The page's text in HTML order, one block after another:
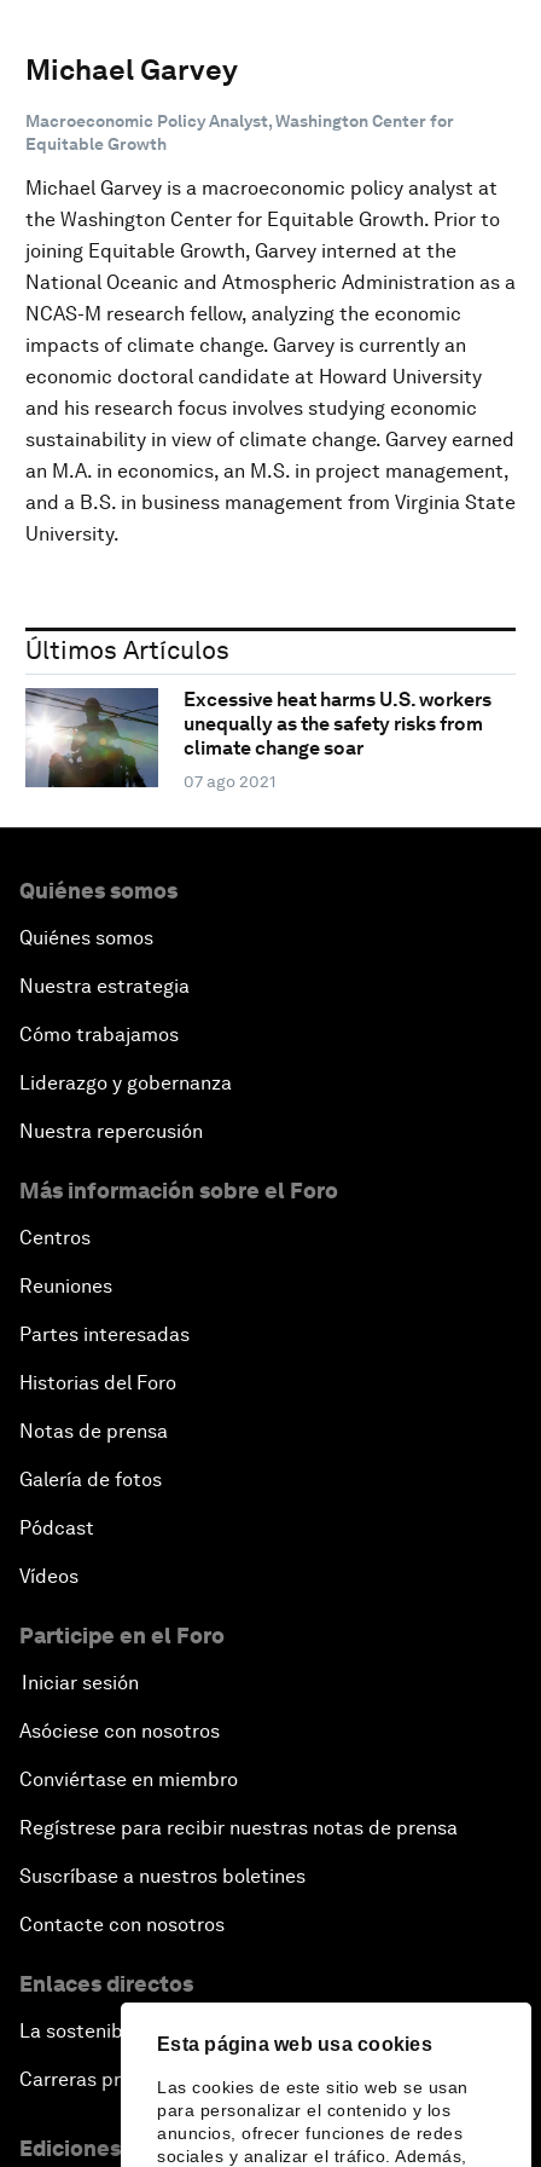
Esta página web usa cookies
Las cookies de este sitio web se usan
para personalizar el contenido y los
anuncios, ofrecer funciones de redes
sociales y analizar el tráfico. Además,
Michael Garvey
Macroeconomic Policy Analyst, Washington Center for
Equitable Growth
Michael Garvey is a macroeconomic policy analyst at
the Washington Center for Equitable Growth. Prior to
joining Equitable Growth, Garvey interned at the
National Oceanic and Atmospheric Administration as a
NCAS-M research fellow, analyzing the economic
impacts of climate change. Garvey is currently an
economic doctoral candidate at Howard University
and his research focus involves studying economic
sustainability in view of climate change. Garvey earned
an M.A. in economics, an M.S. in project management,
and a B.S. in business management from Virginia State
University.
Últimos Artículos
Excessive heat harms U.S. workers
unequally as the safety risks from
climate change soar
07 ago 2021
Quiénes somos
Quiénes somos
Nuestra estrategia
Cómo trabajamos
Liderazgo y gobernanza
Nuestra repercusión
Más información sobre el Foro
Centros
Reuniones
Partes interesadas
Historias del Foro
Notas de prensa
Galería de fotos
Pódcast
Vídeos
Participe en el Foro
Iniciar sesión
Asóciese con nosotros
Conviértase en miembro
Regístrese para recibir nuestras notas de prensa
Suscríbase a nuestros boletines
Contacte con nosotros
Enlaces directos
La sostenibilidad en el Foro
Carreras profesionales
Ediciones en otros idiomas